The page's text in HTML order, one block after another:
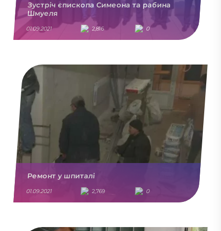
Зустріч єпископа Симеона та рабина
Шмуеля
01.09.2021 2,816 0
Ремонт у шпиталі
01.09.2021 2,769 0